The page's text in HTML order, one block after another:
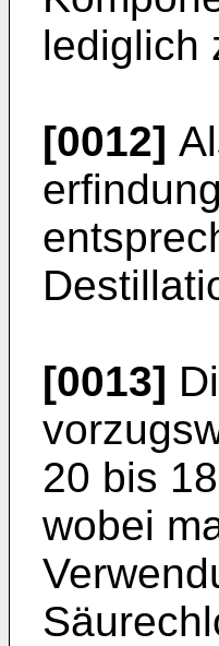
lediglich
[0012]
[0013]
20 bis
wobei